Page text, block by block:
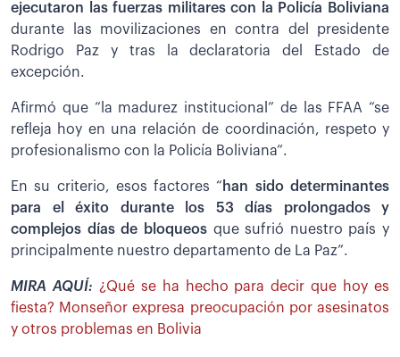
ejecutaron las fuerzas militares con la Policía Boliviana
durante las movilizaciones en contra del presidente
Rodrigo Paz y tras la declaratoria del Estado de
excepción.
Afirmó que “la madurez institucional” de las FFAA “se
refleja hoy en una relación de coordinación, respeto y
profesionalismo con la Policía Boliviana”.
En su criterio, esos factores “ han sido determinantes
para el éxito durante los 53 días prolongados y
complejos días de bloqueos que sufrió nuestro país y
principalmente nuestro departamento de La Paz”.
MIRA AQUÍ: ¿Qué se ha hecho para decir que hoy es
fiesta? Monseñor expresa preocupación por asesinatos
y otros problemas en Bolivia